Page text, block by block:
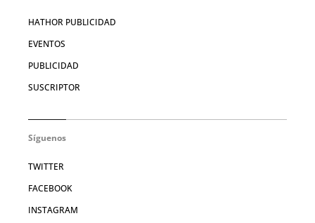
HATHOR PUBLICIDAD
EVENTOS
PUBLICIDAD
SUSCRIPTOR
Síguenos
TWITTER
FACEBOOK
INSTAGRAM